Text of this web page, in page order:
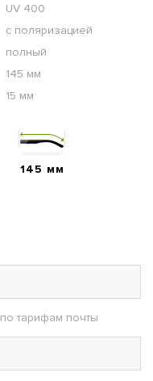
UV 400
с поляризацией
полный
145 мм
15 мм
145 мм
по тарифам почты